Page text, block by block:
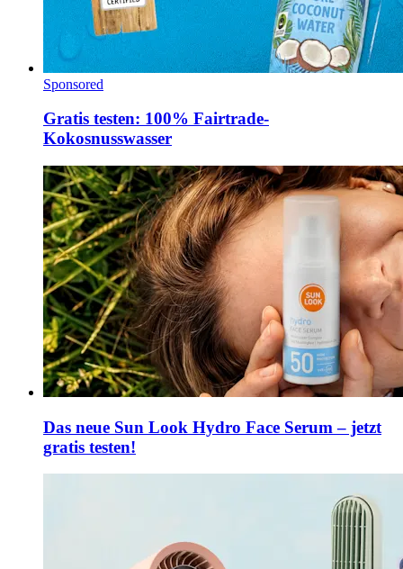
Sponsored
Gratis testen: 100% Fairtrade-
Kokosnusswasser
Das neue Sun Look Hydro Face Serum – jetzt
gratis testen!